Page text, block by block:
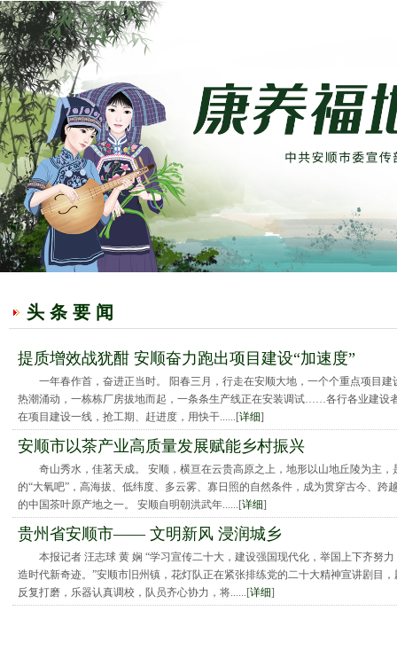
头 条 要 闻
提质增效战犹酣 安顺奋力跑出项目建设“加速度”
一年春作首，奋进正当时。 阳春三月，行走在安顺大地，一个个重点项目建
热潮涌动，一栋栋厂房拔地而起，一条条生产线正在安装调试……各行各业建设
在项目建设一线，抢工期、赶进度，用快干......[详细]
安顺市以茶产业高质量发展赋能乡村振兴
奇山秀水，佳茗天成。 安顺，横亘在云贵高原之上，地形以山地丘陵为主，
的“大氧吧”，高海拔、低纬度、多云雾、寡日照的自然条件，成为贯穿古今、跨
的中国茶叶原产地之一。 安顺自明朝洪武年......[详细]
贵州省安顺市—— 文明新风 浸润城乡
本报记者 汪志球 黄 娴 “学习宣传二十大，建设强国现代化，举国上下齐努力
造时代新奇迹。”安顺市旧州镇，花灯队正在紧张排练党的二十大精神宣讲剧目，
反复打磨，乐器认真调校，队员齐心协力，将......[详细]